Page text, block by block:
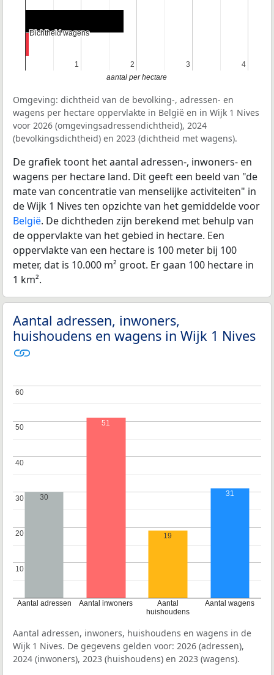
1
1 2
2 3
3 4
4
Dichtheid wagens
Dichtheid wagens
aantal per hectare
Omgeving: dichtheid van de bevolking-, adressen- en
wagens per hectare oppervlakte in België en in Wijk 1 Nives
voor 2026 (omgevingsadressendichtheid), 2024
(bevolkingsdichtheid) en 2023 (dichtheid met wagens).
De grafiek toont het aantal adressen-, inwoners- en
wagens per hectare land. Dit geeft een beeld van "de
mate van concentratie van menselijke activiteiten" in
de Wijk 1 Nives ten opzichte van het gemiddelde voor
België. De dichtheden zijn berekend met behulp van
de oppervlakte van het gebied in hectare. Een
oppervlakte van een hectare is 100 meter bij 100
meter, dat is 10.000 m² groot. Er gaan 100 hectare in
1 km².
Aantal adressen, inwoners,
huishoudens en wagens in Wijk 1 Nives
Aantal adressen Aantal inwoners
Aantal
huishoudens
Aantal wagens
10
10
20
20
30
30
40
40
50
50
60
60
30
51
19
31
Aantal adressen, inwoners, huishoudens en wagens in de
Wijk 1 Nives. De gegevens gelden voor: 2026 (adressen),
2024 (inwoners), 2023 (huishoudens) en 2023 (wagens).